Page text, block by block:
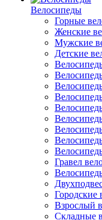
Велосипеды
Горные
Женские
Мужские
Детские
Гравел
Городские
Взрослый
Складные